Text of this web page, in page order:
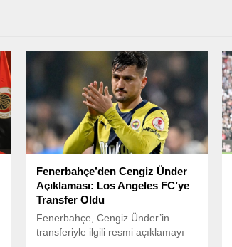
Fenerbahçe’den Cengiz Ünder
Açıklaması: Los Angeles FC’ye
Transfer Oldu
Fenerbahçe, Cengiz Ünder’in
transferiyle ilgili resmi açıklamayı